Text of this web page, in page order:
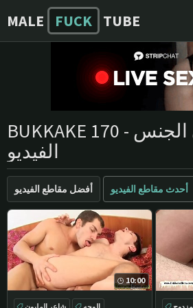
MALE FUCK TUBE
BUKKAKE الاباحية مثلي الجنس - 170
الفيديو
أفضل مقاطع الفيديو أحدث مقاطع الفيديو
10:00